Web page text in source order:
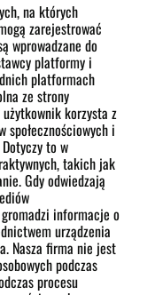
na których
zarejestrować
wprowadzane do
platformy i
platformach
ze strony
korzysta z
i
to w
takich jak
Gdy odwiedzają
informacje o
urządzenia
Nasza firma nie jest
podczas
procesu